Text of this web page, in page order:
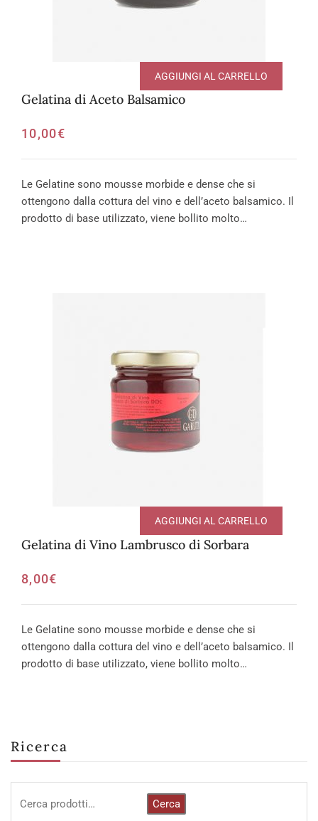
Ricerca
Cerca
Gelatina di Aceto Balsamico
10,00€
AGGIUNGI AL CARRELLO
Le Gelatine sono mousse morbide e dense che si
ottengono dalla cottura del vino e dell’aceto balsamico. Il
prodotto di base utilizzato, viene bollito molto…
Gelatina di Vino Lambrusco di Sorbara
8,00€
AGGIUNGI AL CARRELLO
Le Gelatine sono mousse morbide e dense che si
ottengono dalla cottura del vino e dell’aceto balsamico. Il
prodotto di base utilizzato, viene bollito molto…